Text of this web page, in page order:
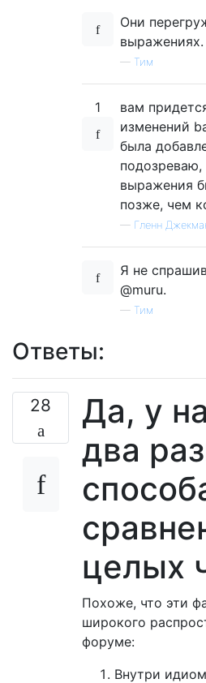
Они
выражениях.
— Тим
1
вам
изменений
была
выражения
позже, чем
— Гленн
Я не
@muru.
— Тим
Ответы:
28
Да, у
два
целых
Похоже, что эти
широкого
форуме:
Внутри